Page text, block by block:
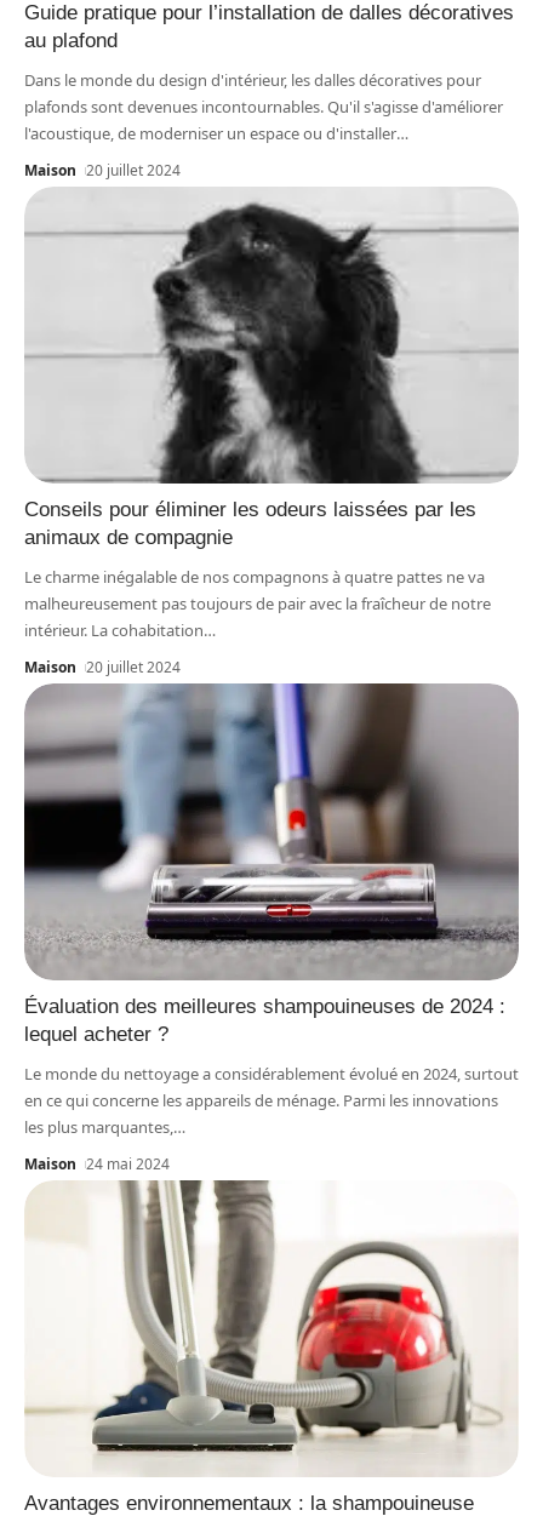
Guide pratique pour l’installation de dalles décoratives
au plafond
Dans le monde du design d'intérieur, les dalles décoratives pour
plafonds sont devenues incontournables. Qu'il s'agisse d'améliorer
l'acoustique, de moderniser un espace ou d'installer…
Maison 20 juillet 2024
Conseils pour éliminer les odeurs laissées par les
animaux de compagnie
Le charme inégalable de nos compagnons à quatre pattes ne va
malheureusement pas toujours de pair avec la fraîcheur de notre
intérieur. La cohabitation…
Maison 20 juillet 2024
Évaluation des meilleures shampouineuses de 2024 :
lequel acheter ?
Le monde du nettoyage a considérablement évolué en 2024, surtout
en ce qui concerne les appareils de ménage. Parmi les innovations
les plus marquantes,…
Maison 24 mai 2024
Avantages environnementaux : la shampouineuse